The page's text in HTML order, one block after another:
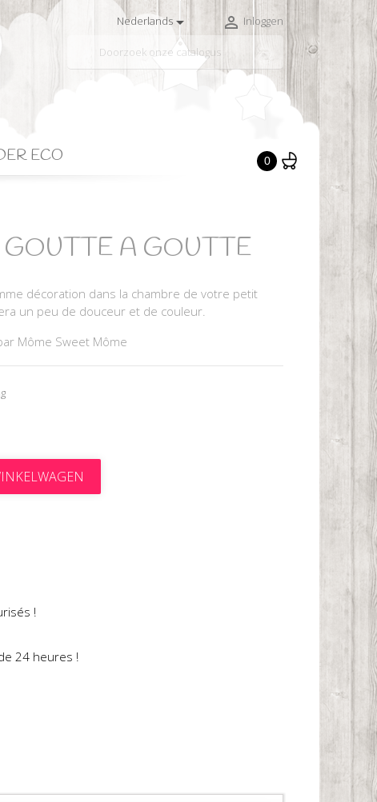
Nederlands  Inloggen

ECO 0
GOUTTE A GOUTTE
décoration dans la chambre de votre petit
un peu de douceur et de couleur.
Môme Sweet Môme
!
24 heures !